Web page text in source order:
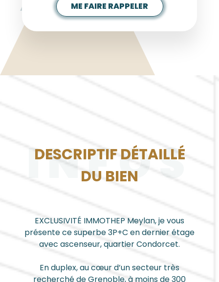
ME FAIRE RAPPELER
INFOS
DESCRIPTIF DÉTAILLÉ
DU BIEN
EXCLUSIVITÉ IMMOTHEP Meylan, je vous
présente ce superbe 3P+C en dernier étage
avec ascenseur, quartier Condorcet.
En duplex, au cœur d’un secteur très
recherché de Grenoble, à moins de 300